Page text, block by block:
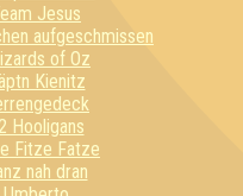
Jesus
aufgeschmissen
of Oz
Kienitz
Hooligans
Fitze Fatze
nah dran